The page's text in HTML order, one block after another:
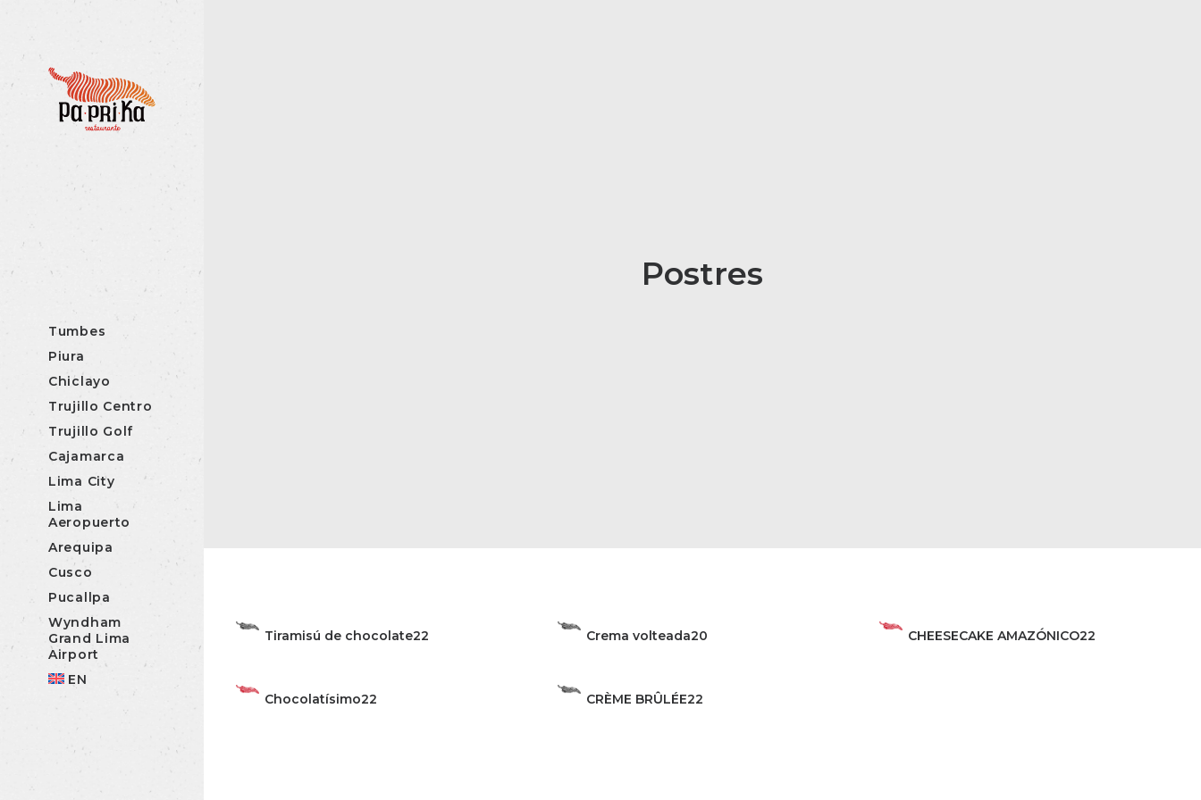
Tumbes
Piura
Chiclayo
Trujillo Centro
Trujillo Golf
Cajamarca
Lima City
Lima
Aeropuerto
Arequipa
Cusco
Pucallpa
Wyndham
Grand Lima
Airport
EN
Postres
Tiramisú de chocolate22 Crema volteada20 CHEESECAKE AMAZÓNICO22
Chocolatísimo22 CRÈME BRÛLÉE22